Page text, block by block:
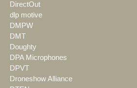
DirectOut
dlp motive
DMPW
DMT
Doughty
DPA Microphones
DPVT
Droneshow Alliance